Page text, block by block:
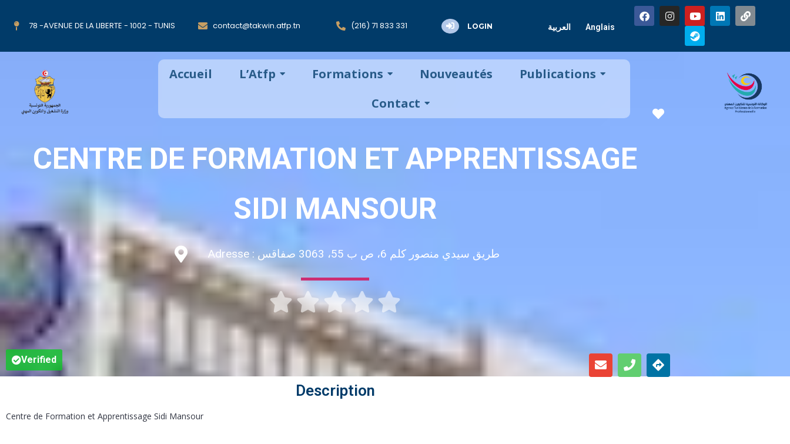
78 -AVENUE DE LA LIBERTE - 1002 - TUNIS contact@takwin.atfp.tn (216) 71 833 331 LOGIN العربية Anglais
Accueil L’Atfp Formations Nouveautés
Publications
Contact
Favorite
CENTRE DE FORMATION ET APPRENTISSAGE
SIDI MANSOUR
Adresse : طريق سيدي منصور كلم 6، ص ب 55، 3063 صفاقس

Verified
Description
Centre de Formation et Apprentissage Sidi Mansour